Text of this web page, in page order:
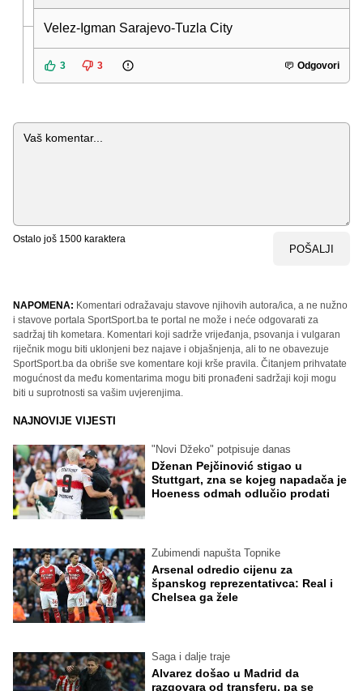
Velez-Igman Sarajevo-Tuzla City
3 3 Odgovori
Komentar
Ostalo još 1500 karaktera
POŠALJI
NAPOMENA: Komentari odražavaju stavove njihovih autora/ica, a ne nužno
i stavove portala SportSport.ba te portal ne može i neće odgovarati za
sadržaj tih kometara. Komentari koji sadrže vrijeđanja, psovanja i vulgaran
riječnik mogu biti uklonjeni bez najave i objašnjenja, ali to ne obavezuje
SportSport.ba da obriše sve komentare koji krše pravila. Čitanjem prihvatate
mogućnost da među komentarima mogu biti pronađeni sadržaji koji mogu
biti u suprotnosti sa vašim uvjerenjima.
NAJNOVIJE VIJESTI
"Novi Džeko" potpisuje danas
Dženan Pejčinović stigao u
Stuttgart, zna se kojeg napadača je
Hoeness odmah odlučio prodati
Zubimendi napušta Topnike
Arsenal odredio cijenu za
španskog reprezentativca: Real i
Chelsea ga žele
Saga i dalje traje
Alvarez došao u Madrid da
razgovara od transferu, pa se